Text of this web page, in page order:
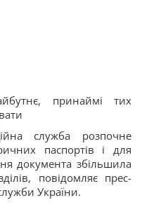
принаймі тих
служба розпочне
паспортів і для
документа збільшила
повідомляє прес-
України.